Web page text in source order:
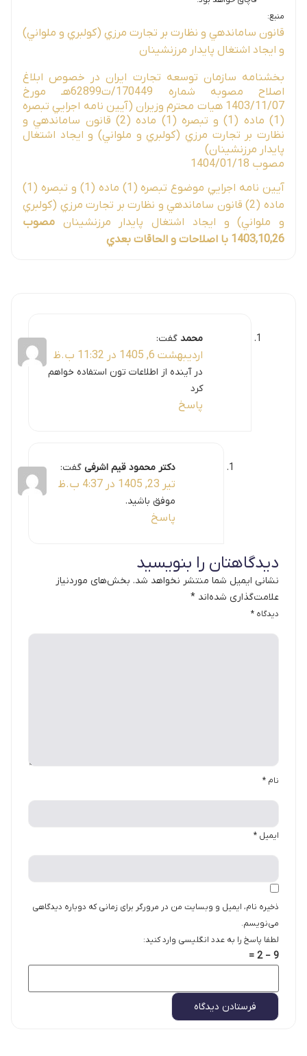
منبع:
قانون ساماندهي و نظارت بر تجارت مرزي (كولبري و ملواني)
و ايجاد اشتغال پايدار مرزنشينان
بخشنامه سازمان توسعه تجارت ايران در خصوص ابلاغ
اصلاح مصوبه شماره 170449/ت62899هـ‌ مورخ
1403/11/07 هيات محترم وزيران (آيين نامه اجرايي تبصره
(1) ماده (1) و تبصره (1) ماده (2) قانون ساماندهي و
نظارت بر تجارت مرزي (كولبري و ملواني) و ايجاد اشتغال
پايدار مرزنشينان)
مصوب 1404/01/18
آيين نامه اجرايي موضوع تبصره (1) ماده (1) و تبصره (1)
ماده (2) قانون ساماندهي و نظارت بر تجارت مرزي (كولبري
و ملواني) و ايجاد اشتغال پايدار مرزنشينان مصوب
1403,10,26 با اصلاحات و الحاقات بعدي
محمد گفت:
اردیبهشت 6, 1405 در 11:32 ب.ظ
در آینده از اطلاعات تون استفاده خواهم
کرد
پاسخ
دکتر محمود قیم اشرفی گفت:
تیر 23, 1405 در 4:37 ب.ظ
موفق باشید.
پاسخ
دیدگاهتان را بنویسید
نشانی ایمیل شما منتشر نخواهد شد. بخش‌های موردنیاز
علامت‌گذاری شده‌اند *
دیدگاه *
نام *
ایمیل *
ذخیره نام، ایمیل و وبسایت من در مرورگر برای زمانی که دوباره دیدگاهی
می‌نویسم.
لطفا پاسخ را به عدد انگلیسی وارد کنید:
9 − 2 =